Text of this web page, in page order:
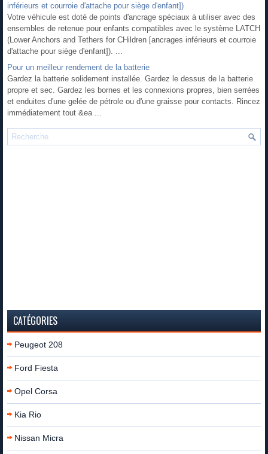
inférieurs et courroie d'attache pour siège d'enfant])
Votre véhicule est doté de points d'ancrage spéciaux à utiliser avec des
ensembles de retenue pour enfants compatibles avec le système LATCH
(Lower Anchors and Tethers for CHildren [ancrages inférieurs et courroie
d'attache pour siège d'enfant]). ...
Pour un meilleur rendement de la batterie
Gardez la batterie solidement installée. Gardez le dessus de la batterie
propre et sec. Gardez les bornes et les connexions propres, bien serrées
et enduites d'une gelée de pétrole ou d'une graisse pour contacts. Rincez
immédiatement tout &ea ...
CATÉGORIES
Peugeot 208
Ford Fiesta
Opel Corsa
Kia Rio
Nissan Micra